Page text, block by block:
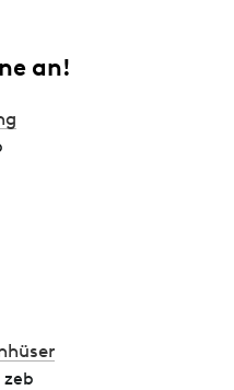
an!